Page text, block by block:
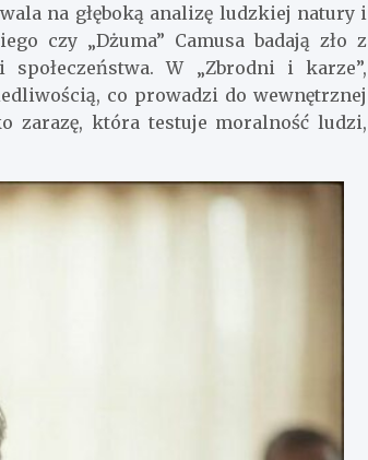
na głęboką analizę ludzkiej natury i
czy „Dżuma” Camusa badają zło z
W „Zbrodni i karze”,
co prowadzi do wewnętrznej
zarazę, która testuje moralność ludzi,